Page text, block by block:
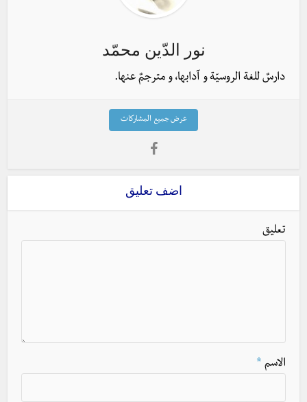
نور الدّين محمّد
دارسٌ للغة الروسيّة و آدابها، و مترجمٌ عنها.
عرض جميع المشاركات
اضف تعليق
تعليق
الاسم *